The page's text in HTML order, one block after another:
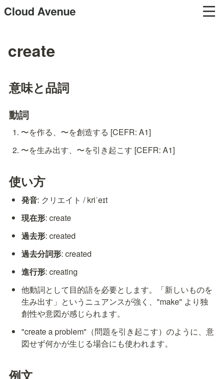
Cloud Avenue
create
意味と品詞
動詞
〜を作る、〜を創造する [CEFR: A1]
〜を生み出す、〜を引き起こす [CEFR: A1]
使い方
発音: クリエイト / kriˈeɪt
現在形: create
過去形: created
過去分詞形: created
進行形: creating
他動詞として目的語を必要とします。「新しいものを
生み出す」というニュアンスが強く、"make" より独
創性や意図が感じられます。
"create a problem"（問題を引き起こす）のように、意
図せず何かが生じる場合にも使われます。
例文